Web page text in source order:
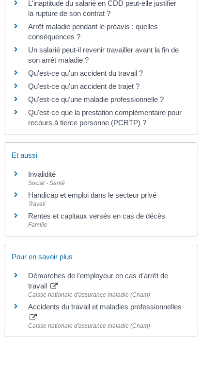
L'inaptitude du salarié en CDD peut-elle justifier
la rupture de son contrat ?
Arrêt maladie pendant le préavis : quelles
conséquences ?
Un salarié peut-il revenir travailler avant la fin de
son arrêt maladie ?
Qu'est-ce qu'un accident du travail ?
Qu'est-ce qu'un accident de trajet ?
Qu'est-ce qu'une maladie professionnelle ?
Qu'est-ce que la prestation complémentaire pour
recours à tierce personne (PCRTP) ?
Et aussi
Invalidité
Social - Santé
Handicap et emploi dans le secteur privé
Travail
Rentes et capitaux versés en cas de décès
Famille
Pour en savoir plus
Démarches de l'employeur en cas d'arrêt de
travail
Caisse nationale d'assurance maladie (Cnam)
Accidents du travail et maladies professionnelles
Caisse nationale d'assurance maladie (Cnam)